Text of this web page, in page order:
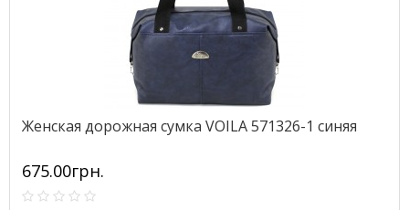
Женская дорожная сумка VOILA 571326-1 синяя
675.00грн.